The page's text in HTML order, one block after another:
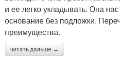
и ее легко укладывать. Она
основание без подложки.
преимущества.
читать дальше →